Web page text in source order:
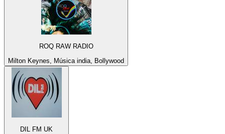
ROQ RAW RADIO
Milton Keynes, Música india, Bollywood
DIL FM UK